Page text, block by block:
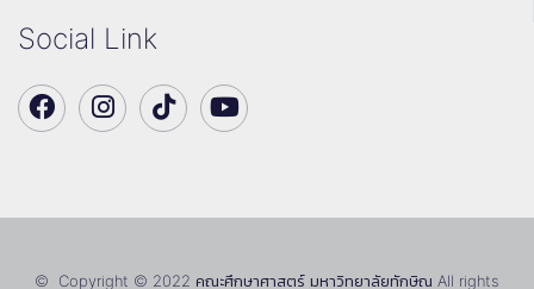
Social Link
© Copyright © 2022 คณะศึกษาศาสตร์ มหาวิทยาลัยทักษิณ All rights